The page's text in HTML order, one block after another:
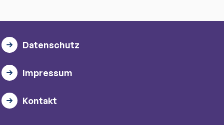
Datenschutz
Impressum
Kontakt